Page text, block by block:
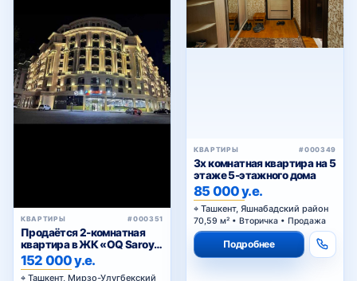
#000351
Продаётся 2-комнатная
квартира в ЖК «OQ Saroy
Deluxe»
152 000 у.е.
Ташкент, Мирзо-Улугбекский
#000349
3х комнатная квартира на 5
этаже 5-этажного дома
85 000 у.е.
Ташкент, Яшнабадский район
70,59 м² • Вторичка • Продажа
Подробнее